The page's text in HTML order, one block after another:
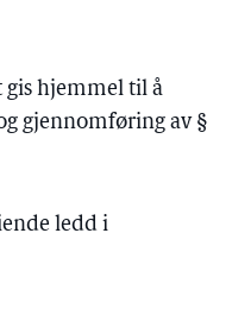
gis hjemmel til å
gjennomføring av §
ledd i